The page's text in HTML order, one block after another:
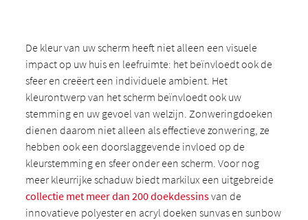
De kleur van uw scherm heeft niet alleen een visuele
impact op uw huis en leefruimte: het beïnvloedt ook de
sfeer en creëert een individuele ambient. Het
kleurontwerp van het scherm beïnvloedt ook uw
stemming en uw gevoel van welzijn. Zonweringdoeken
dienen daarom niet alleen als effectieve zonwering, ze
hebben ook een doorslaggevende invloed op de
kleurstemming en sfeer onder een scherm. Voor nog
meer kleurrijke schaduw biedt markilux een uitgebreide
collectie met meer dan 200 doekdessinsvan de
innovatieve polyester en acryl doeken sunvas en sunbow